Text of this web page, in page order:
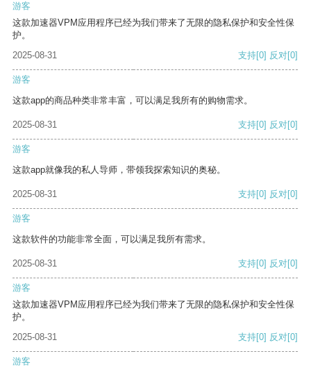
游客
这款加速器VPM应用程序已经为我们带来了无限的隐私保护和安全性保
护。
2025-08-31
支持[0] 反对[0]
游客
这款app的商品种类非常丰富，可以满足我所有的购物需求。
2025-08-31 支持[0] 反对[0]
游客
这款app就像我的私人导师，带领我探索知识的奥秘。
2025-08-31 支持[0] 反对[0]
游客
这款软件的功能非常全面，可以满足我所有需求。
2025-08-31 支持[0] 反对[0]
游客
这款加速器VPM应用程序已经为我们带来了无限的隐私保护和安全性保
护。
2025-08-31
支持[0] 反对[0]
游客